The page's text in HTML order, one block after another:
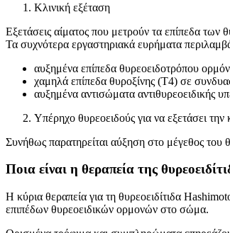
Κλινική εξέταση
Εξετάσεις αίματος που μετρούν τα επίπεδα
Τα συχνότερα εργαστηριακά ευρήματα
αυξημένα επίπεδα θυρεοειδοτρόπου
χαμηλά επίπεδα θυροξίνης (Τ4) σε
αυξημένα αντισώματα αντιθυρεοειδικής
Υπέρηχο θυρεοειδούς για να εξετάσει
Συνήθως παρατηρείται αύξηση στο μέγεθος του
Ποια είναι η θεραπεία της
Η κύρια θεραπεία για τη θυρεοειδίτιδα
επιπέδων θυρεοειδικών ορμονών στο σώμα.